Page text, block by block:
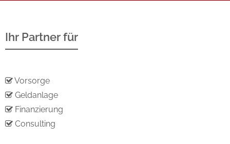
Ihr Partner für
Vorsorge
Geldanlage
Finanzierung
Consulting